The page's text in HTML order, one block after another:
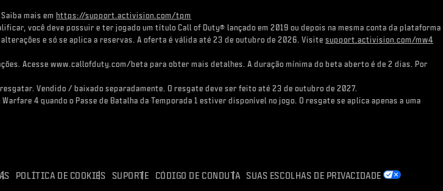
mais em https://support.activision.com/tpm
você deve possuir e ter jogado um título Call of Duty® lançado em 2019 ou depois na mesma conta da plataforma
e só se aplica a reservas. A oferta é válida até 23 de outubro de 2026. Visite support.activision.com/mw4
Acesse www.callofduty.com/beta para obter mais detalhes. A duração mínima do beta aberto é de 2 dias. Por
Vendido / baixado separadamente. O resgate deve ser feito até 23 de outubro de 2027.
4 quando o Passe de Batalha da Temporada 1 estiver disponível no jogo. O resgate se aplica apenas a uma
POLÍTICA DE COOKIES SUPORTE CÓDIGO DE CONDUTA SUAS ESCOLHAS DE PRIVACIDADE